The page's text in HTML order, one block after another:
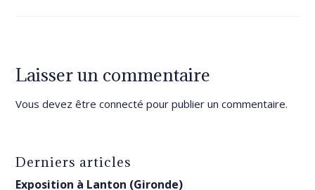
Laisser un commentaire
Vous devez êtreconnecté pour publier un commentaire.
Derniers articles
Exposition à Lanton (Gironde)